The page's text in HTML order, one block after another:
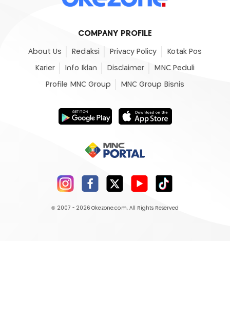
COMPANY PROFILE
About Us Redaksi Privacy Policy Kotak Pos
Karier Info Iklan Disclaimer MNC Peduli
Profile MNC Group MNC Group Bisnis
© 2007 - 2026 Okezone.com, All Rights Reserved